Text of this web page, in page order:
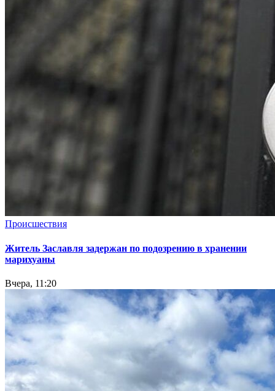
Происшествия
Житель Заславля задержан по подозрению в хранении
марихуаны
Вчера, 11:20